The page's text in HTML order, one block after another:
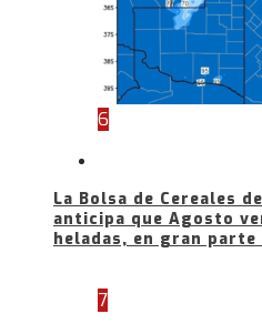
6
La Bolsa de Cereales
anticipa que Agosto
heladas, en gran
7